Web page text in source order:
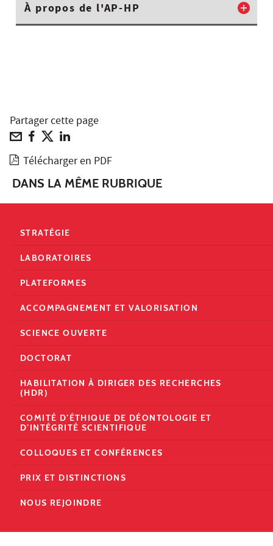
À propos de l'AP-HP
Partager cette page
Télécharger en PDF
DANS LA MÊME RUBRIQUE
STRATÉGIE
LABORATOIRES
PLATEFORMES
ACCOMPAGNEMENT ET VALORISATION
SCIENCE OUVERTE
DOCTORAT
HABILITATION À DIRIGER DES RECHERCHES
(HDR)
COMITÉ D’ÉTHIQUE DE DÉONTOLOGIE ET
D’INTÉGRITÉ SCIENTIFIQUE
COLLOQUES ET CONFÉRENCES
PRIX ET DISTINCTIONS
NOUS REJOINDRE